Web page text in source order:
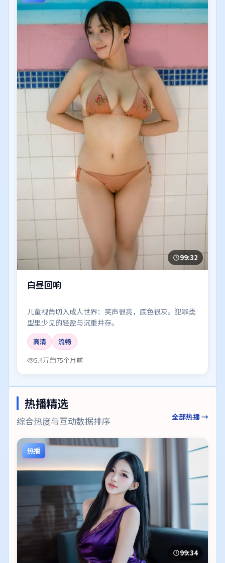
99:32
白昼回响
儿童视角切入成人世界：笑声很亮，底色很灰。犯罪类
型里少见的轻盈与沉重并存。
高清
流畅
5.4万
75个月前
热播精选
综合热度与互动数据排序 全部热播 →
热播
99:34